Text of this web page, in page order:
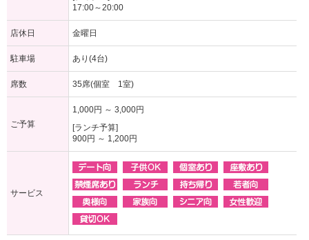
17:00～20:00
店休日 金曜日
駐車場 あり(4台)
席数 35席(個室 1室)
ご予算
1,000円 ～ 3,000円
[ランチ予算]
900円 ～ 1,200円
サービス